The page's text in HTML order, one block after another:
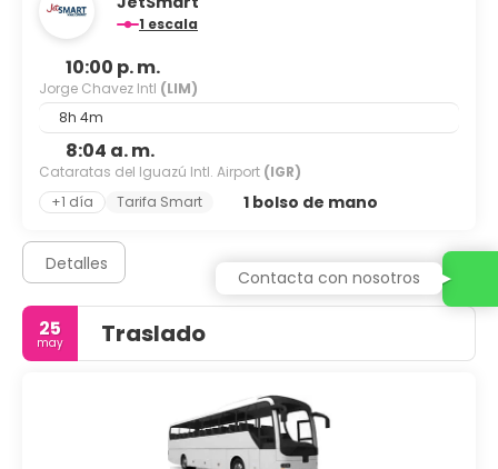
1 escala
10:00 p. m.
Jorge Chavez Intl (LIM)
8h 4m
8:04 a. m.
Cataratas del Iguazú Intl. Airport (IGR)
+1 día
Tarifa Smart 1 bolso de mano
Detalles
25
may Traslado
Contacta con nosotros